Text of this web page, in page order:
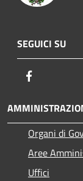
SEGUICI SU
Organi di
Aree
Uffici